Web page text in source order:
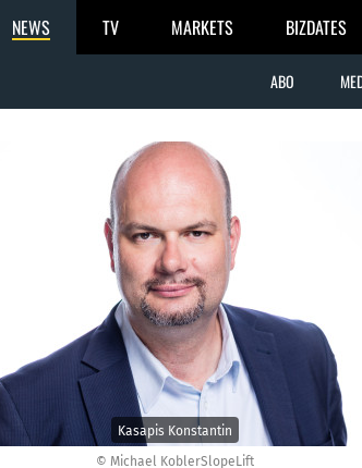
NEWS TV MARKETS BIZDATES
ABO
© Michael KoblerSlopeLift
Kasapis Konstantin